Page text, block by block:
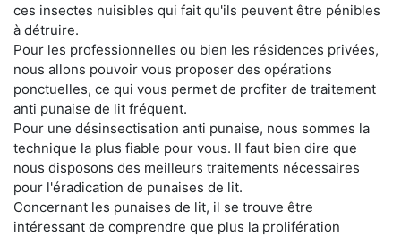
ces insectes nuisibles qui fait qu'ils peuvent être pénibles
à détruire.
Pour les professionnelles ou bien les résidences privées,
nous allons pouvoir vous proposer des opérations
ponctuelles, ce qui vous permet de profiter de traitement
anti punaise de lit fréquent.
Pour une désinsectisation anti punaise, nous sommes la
technique la plus fiable pour vous. Il faut bien dire que
nous disposons des meilleurs traitements nécessaires
pour l'éradication de punaises de lit.
Concernant les punaises de lit, il se trouve être
intéressant de comprendre que plus la prolifération